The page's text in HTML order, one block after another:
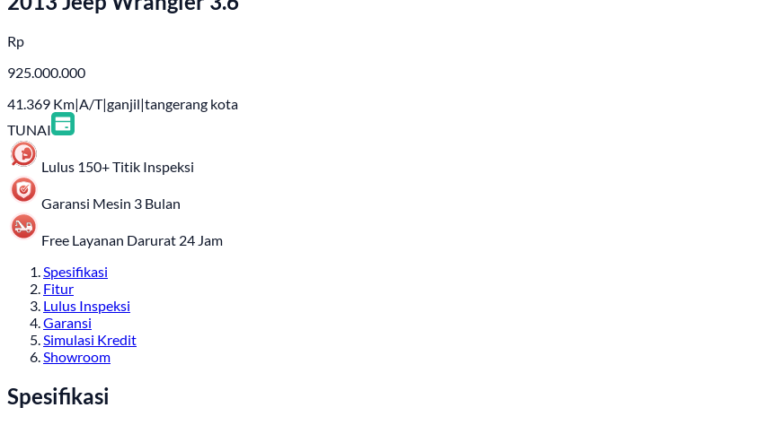
Rp
925.000.000
41.369 Km|A/T|ganjil|tangerang kota
TUNAI
Lulus 150+ Titik Inspeksi
Garansi Mesin 3 Bulan
Free Layanan Darurat 24 Jam
Spesifikasi
Fitur
Lulus Inspeksi
Garansi
Simulasi Kredit
Showroom
Spesifikasi